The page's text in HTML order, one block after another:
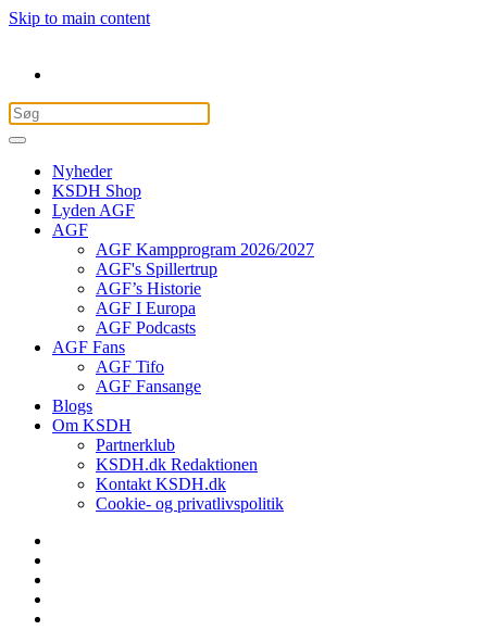
Skip to main content
Nyheder
KSDH Shop
Lyden AGF
AGF
AGF Kampprogram 2026/2027
AGF's Spillertrup
AGF’s Historie
AGF I Europa
AGF Podcasts
AGF Fans
AGF Tifo
AGF Fansange
Blogs
Om KSDH
Partnerklub
KSDH.dk Redaktionen
Kontakt KSDH.dk
Cookie- og privatlivspolitik